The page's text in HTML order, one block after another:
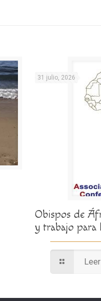
31 julio, 2026
Obispos de
y trabajo para